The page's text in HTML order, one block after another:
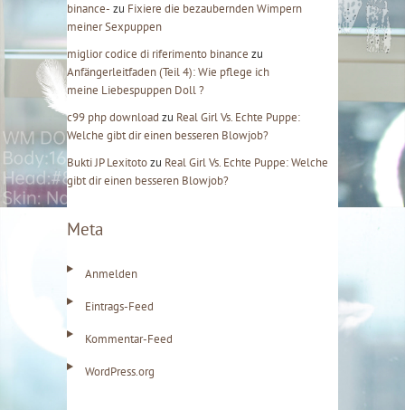
binance- zu Fixiere die bezaubernden Wimpern
meiner Sexpuppen
miglior codice di riferimento binance zu
Anfängerleitfaden (Teil 4): Wie pflege ich
meine Liebespuppen Doll ?
c99 php download zu Real Girl Vs. Echte Puppe:
Welche gibt dir einen besseren Blowjob?
Bukti JP Lexitotozu Real Girl Vs. Echte Puppe: Welche
gibt dir einen besseren Blowjob?
Meta
Anmelden
Eintrags-Feed
Kommentar-Feed
WordPress.org